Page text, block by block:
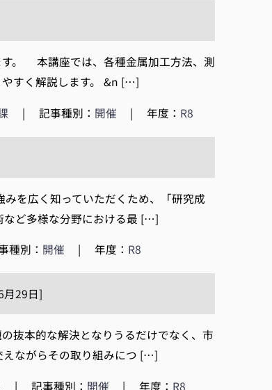
。 本講座では、各種金属加工方法、測
すく解説します。 &n […]
| 記事種別： 開催 | 年度： R8
を広く知っていただくため、「研究成
など多様な分野における最 […]
種別： 開催 | 年度： R8
月29日]
抜本的な解決となりうるだけでなく、市
えながらその取り組みにつ […]
| 記事種別： 開催 | 年度： R8